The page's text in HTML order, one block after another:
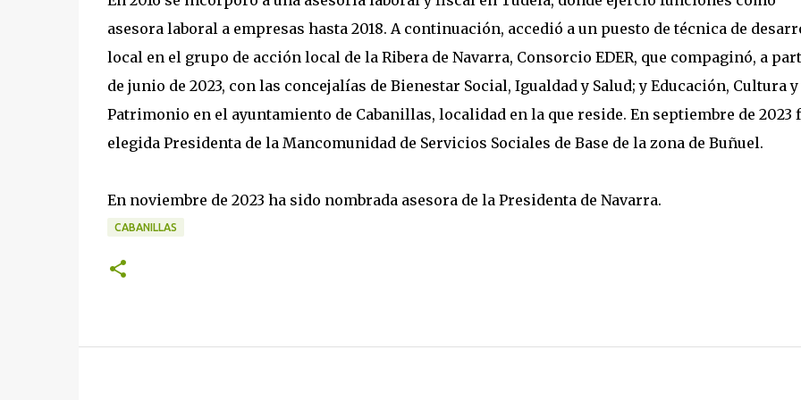
asesora laboral a empresas hasta 2018. A continuación, accedió a un puesto de técnica de
local en el grupo de acción local de la Ribera de Navarra, Consorcio EDER, que compaginó, a
de junio de 2023, con las concejalías de Bienestar Social, Igualdad y Salud; y Educación, Cultura y
Patrimonio en el ayuntamiento de Cabanillas, localidad en la que reside. En septiembre de 2023
elegida Presidenta de la Mancomunidad de Servicios Sociales de Base de la zona de Buñuel.
En noviembre de 2023 ha sido nombrada asesora de la Presidenta de Navarra.
CABANILLAS